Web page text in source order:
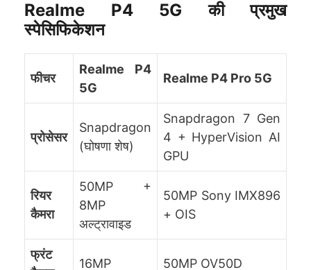
Realme P4 5G की प्रमुख
स्पेसिफिकेशन
फीचर
Realme P4
5G
Realme P4 Pro 5G
प्रोसेसर
Snapdragon
(घोषणा शेष)
Snapdragon 7 Gen
4 + HyperVision AI
GPU
रियर
कैमरा
50MP +
8MP
अल्ट्रावाइड
50MP Sony IMX896
+ OIS
फ्रंट
16MP 50MP OV50D